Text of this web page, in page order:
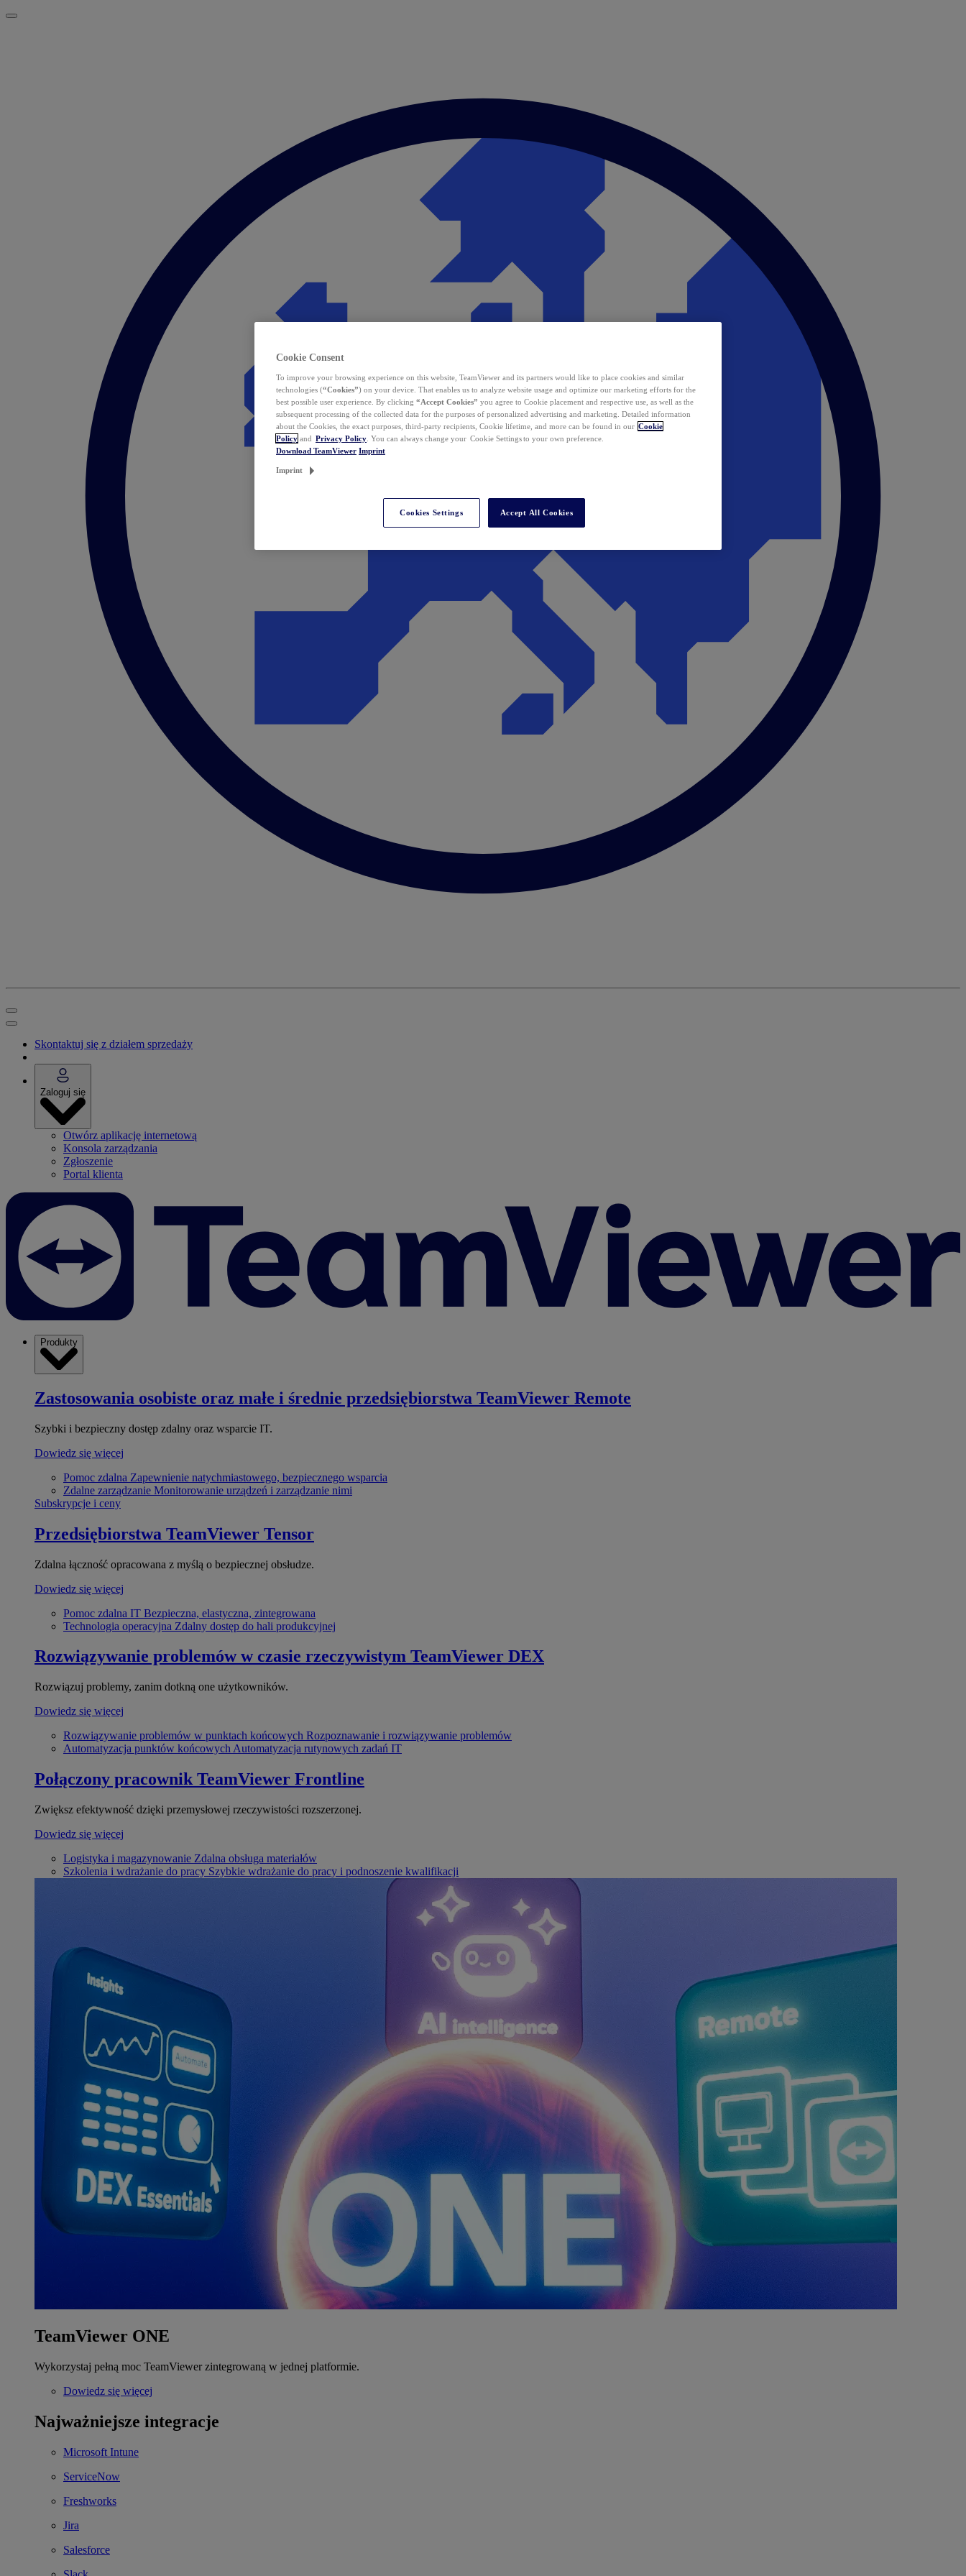
Skontaktuj się z działem sprzedaży
Zaloguj się
Otwórz aplikację internetową
Konsola zarządzania
Zgłoszenie
Portal klienta
Produkty
Zastosowania osobiste oraz małe i średnie przedsiębiorstwa TeamViewer Remote
Szybki i bezpieczny dostęp zdalny oraz wsparcie IT.
Dowiedz się więcej
Pomoc zdalna Zapewnienie natychmiastowego, bezpiecznego wsparcia
Zdalne zarządzanie Monitorowanie urządzeń i zarządzanie nimi
Subskrypcje i ceny
Przedsiębiorstwa TeamViewer Tensor
Zdalna łączność opracowana z myślą o bezpiecznej obsłudze.
Dowiedz się więcej
Pomoc zdalna IT Bezpieczna, elastyczna, zintegrowana
Technologia operacyjna Zdalny dostęp do hali produkcyjnej
Rozwiązywanie problemów w czasie rzeczywistym TeamViewer DEX
Rozwiązuj problemy, zanim dotkną one użytkowników.
Dowiedz się więcej
Rozwiązywanie problemów w punktach końcowych Rozpoznawanie i rozwiązywanie problemów
Automatyzacja punktów końcowych Automatyzacja rutynowych zadań IT
Połączony pracownik TeamViewer Frontline
Zwiększ efektywność dzięki przemysłowej rzeczywistości rozszerzonej.
Dowiedz się więcej
Logistyka i magazynowanie Zdalna obsługa materiałów
Szkolenia i wdrażanie do pracy Szybkie wdrażanie do pracy i podnoszenie kwalifikacji
TeamViewer ONE
Wykorzystaj pełną moc TeamViewer zintegrowaną w jednej platformie.
Dowiedz się więcej
Najważniejsze integracje
Microsoft Intune
ServiceNow
Freshworks
Jira
Salesforce
Cookie Consent
To improve your browsing experience on this website, TeamViewer and its partners would like to place cookies and similar
technologies (“Cookies”) on your device. That enables us to analyze website usage and optimize our marketing efforts for the
best possible user experience. By clicking “Accept Cookies” you agree to Cookie placement and respective use, as well as the
subsequent processing of the collected data for the purposes of personalized advertising and marketing. Detailed information
about the Cookies, the exact purposes, third-party recipients, Cookie lifetime, and more can be found in our Cookie
Policy and Privacy Policy . You can always change your Cookie Settings to your own preference.
Download TeamViewer Imprint
Imprint
Cookies Settings Accept All Cookies